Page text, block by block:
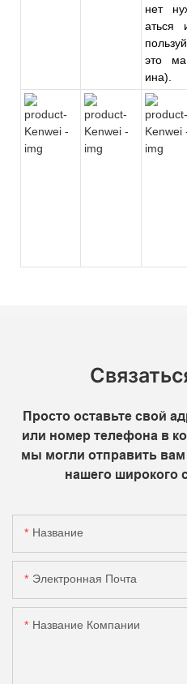
нет
аться
это
ина).
Просто оставьте свой
или номер телефона в
мы могли отправить
нашего широкого
Название
Электронная Почта
Название Компании